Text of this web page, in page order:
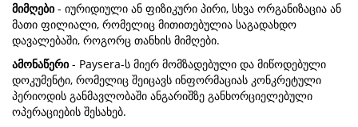
მიმღები - იურიდიული ან ფიზიკური პირი, სხვა ორგანიზაცია ან
მათი ფილიალი, რომელიც მითითებულია საგადახდო
დავალებაში, როგორც თანხის მიმღები.
ამონაწერი - Paysera-ს მიერ მომზადებული და მიწოდებული
დოკუმენტი, რომელიც შეიცავს ინფორმაციას კონკრეტული
პერიოდის განმავლობაში ანგარიშზე განხორციელებული
ოპერაციების შესახებ.